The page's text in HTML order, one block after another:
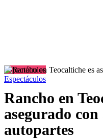
Espectáculos
Espectáculos
Rancho en
asegurado
autopartes